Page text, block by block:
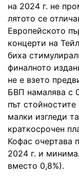
на 2024 г. не
лятото се
Европейското
концерти на
биха
финалното
не е взето
БВП намалява с
път
малки изгледи
краткосрочен
Кофас очертава
2024 г. и
вместо 0,8%).